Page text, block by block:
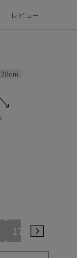
レビュー
20cm
17号